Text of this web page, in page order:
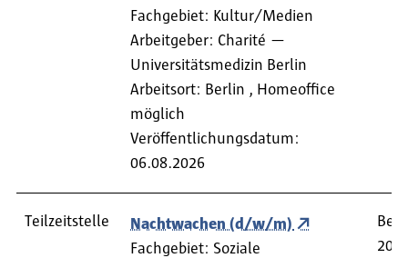
Fachgebiet: Kultur/Medien
Arbeitgeber: Charité —
Universitätsmedizin Berlin
Arbeitsort: Berlin , Homeoffice
möglich
Veröffentlichungsdatum:
06.08.2026
Teilzeitstelle
Nachtwachen (d/w/m)
Fachgebiet: Soziale